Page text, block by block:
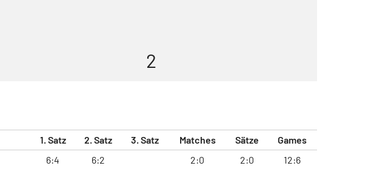
2
1. Satz 2. Satz 3. Satz Matches Sätze Games
6:4 6:2 2:0 2:0 12:6